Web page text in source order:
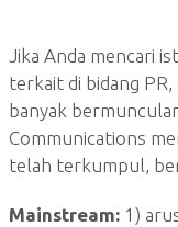
Jika Anda mencari
terkait di bidang PR,
banyak
Communications
telah terkumpul,
Mainstream: 1)